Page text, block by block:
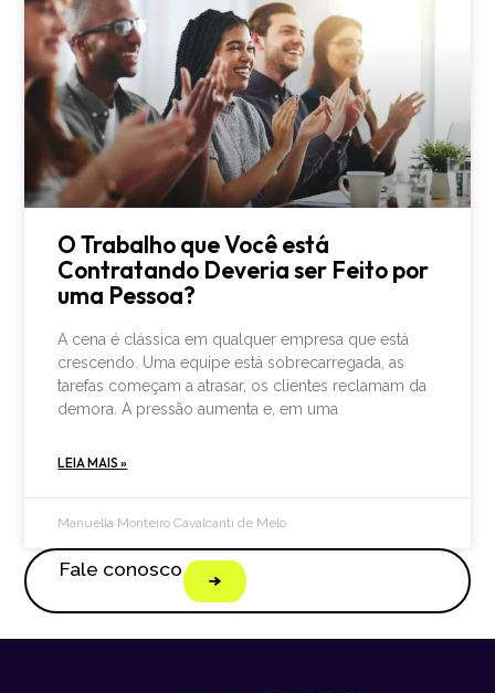
O Trabalho que Você está
Contratando Deveria ser Feito por
uma Pessoa?
A cena é clássica em qualquer empresa que está
crescendo. Uma equipe está sobrecarregada, as
tarefas começam a atrasar, os clientes reclamam da
demora. A pressão aumenta e, em uma
LEIA MAIS »
Manuella Monteiro Cavalcanti de Melo
Fale conosco